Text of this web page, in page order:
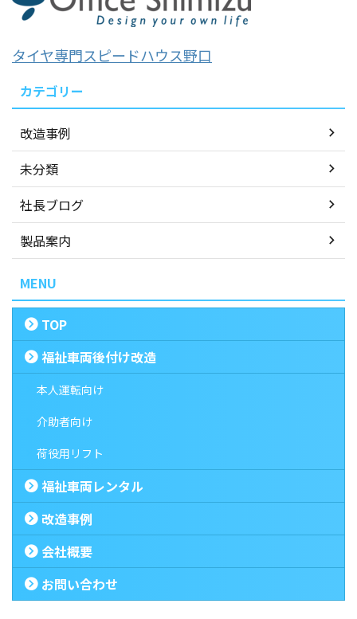
タイヤ専門スピードハウス野口
カテゴリー
改造事例
未分類
社長ブログ
製品案内
MENU
TOP
福祉車両後付け改造
本人運転向け
介助者向け
荷役用リフト
福祉車両レンタル
改造事例
会社概要
お問い合わせ